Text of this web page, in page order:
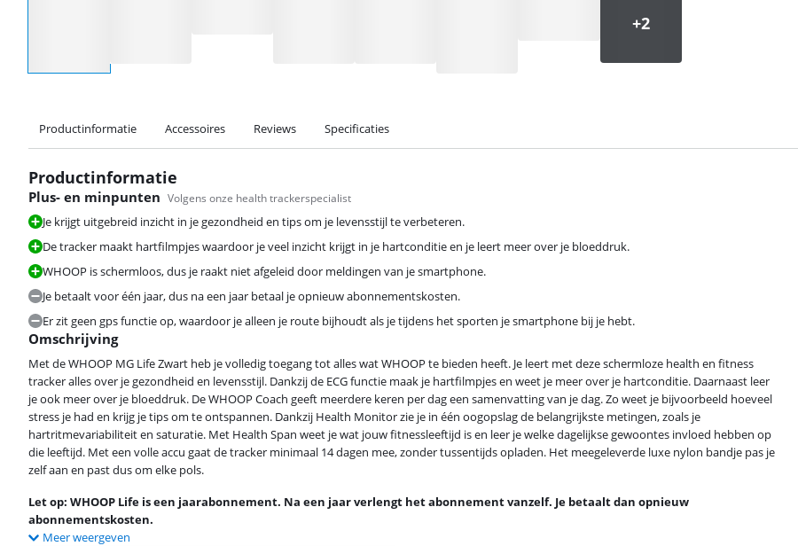
Productinformatie Accessoires Reviews Specificaties
Productinformatie
Plus- en minpunten Volgens onze health trackerspecialist
Je krijgt uitgebreid inzicht in je gezondheid en tips om je levensstijl te verbeteren.
De tracker maakt hartfilmpjes waardoor je veel inzicht krijgt in je hartconditie en je leert meer over je bloeddruk.
WHOOP is schermloos, dus je raakt niet afgeleid door meldingen van je smartphone.
Je betaalt voor één jaar, dus na een jaar betaal je opnieuw abonnementskosten.
Er zit geen gps functie op, waardoor je alleen je route bijhoudt als je tijdens het sporten je smartphone bij je hebt.
Omschrijving
Met de WHOOP MG Life Zwart heb je volledig toegang tot alles wat WHOOP te bieden heeft. Je leert met deze schermloze health en fitness
tracker alles over je gezondheid en levensstijl. Dankzij de ECG functie maak je hartfilmpjes en weet je meer over je hartconditie. Daarnaast leer
je ook meer over je bloeddruk. De WHOOP Coach geeft meerdere keren per dag een samenvatting van je dag. Zo weet je bijvoorbeeld hoeveel
stress je had en krijg je tips om te ontspannen. Dankzij Health Monitor zie je in één oogopslag de belangrijkste metingen, zoals je
hartritmevariabiliteit en saturatie. Met Health Span weet je wat jouw fitnessleeftijd is en leer je welke dagelijkse gewoontes invloed hebben op
die leeftijd. Met een volle accu gaat de tracker minimaal 14 dagen mee, zonder tussentijds opladen. Het meegeleverde luxe nylon bandje pas je
zelf aan en past dus om elke pols.
Let op: WHOOP Life is een jaarabonnement. Na een jaar verlengt het abonnement vanzelf. Je betaalt dan opnieuw
abonnementskosten.
Meer weergeven